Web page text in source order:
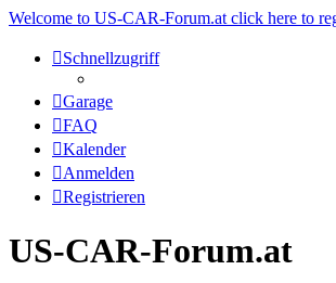
Welcome to US-CAR-Forum.at click here to
Schnellzugriff
Garage
FAQ
Kalender
Anmelden
Registrieren
US-CAR-Forum.at